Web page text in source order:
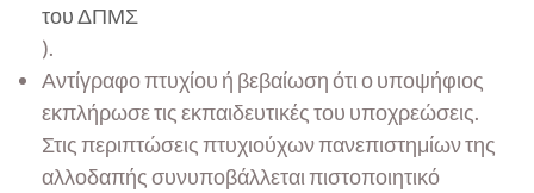
του ΔΠΜΣ
).
Αντίγραφο πτυχίου ή βεβαίωση ότι ο υποψήφιος
εκπλήρωσε τις εκπαιδευτικές του υποχρεώσεις.
Στις περιπτώσεις πτυχιούχων πανεπιστημίων της
αλλοδαπής συνυποβάλλεται πιστοποιητικό